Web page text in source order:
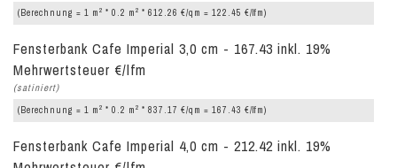
(Berechnung = 1 m 2 * 0.2 m 2 * 612.26 €/qm = 122.45 €/lfm)
Fensterbank Cafe Imperial 3,0 cm - 167.43 inkl. 19%
Mehrwertsteuer €/lfm
(satiniert)
(Berechnung = 1 m 2 * 0.2 m 2 * 837.17 €/qm = 167.43 €/lfm)
Fensterbank Cafe Imperial 4,0 cm - 212.42 inkl. 19%